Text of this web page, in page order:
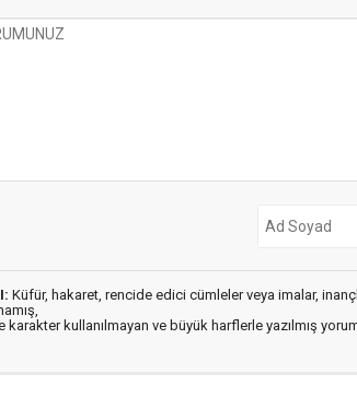
Küfür, hakaret, rencide edici cümleler veya imalar,
karakter kullanılmayan ve büyük harflerle yazılmış